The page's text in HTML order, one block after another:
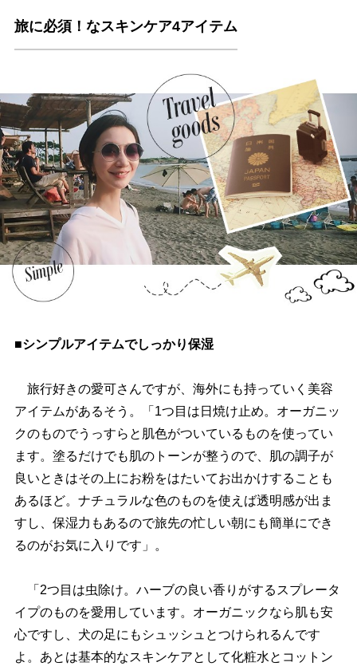
旅に必須！なスキンケア4アイテム
■シンプルアイテムでしっかり保湿
旅行好きの愛可さんですが、海外にも持っていく美容
アイテムがあるそう。「1つ目は日焼け止め。オーガニッ
クのものでうっすらと肌色がついているものを使ってい
ます。塗るだけでも肌のトーンが整うので、肌の調子が
良いときはその上にお粉をはたいてお出かけすることも
あるほど。ナチュラルな色のものを使えば透明感が出ま
すし、保湿力もあるので旅先の忙しい朝にも簡単にでき
るのがお気に入りです」。
「2つ目は虫除け。ハーブの良い香りがするスプレータ
イプのものを愛用しています。オーガニックなら肌も安
心ですし、犬の足にもシュッシュとつけられるんです
よ。あとは基本的なスキンケアとして化粧水とコットン